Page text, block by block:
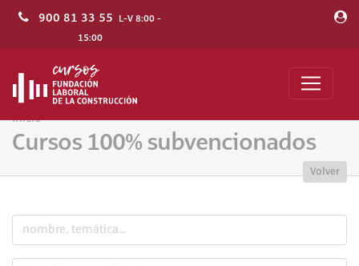
900 81 33 55 L-V 8:00 -
15:00
Inicio
Cursos 100% subvencionados
Volver